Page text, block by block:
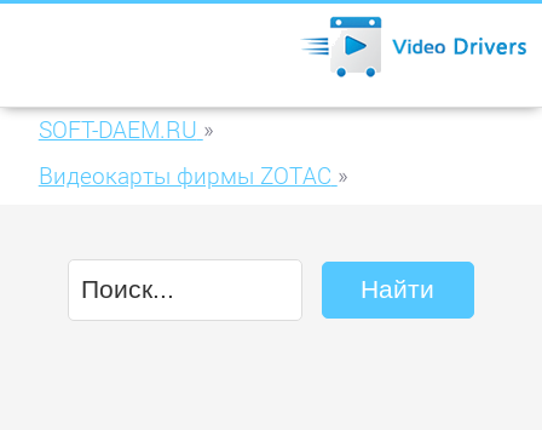
SOFT-DAEM.RU »
Видеокарты фирмы ZOTAC »
2GB GDDR5 (ZT-60806-10P)